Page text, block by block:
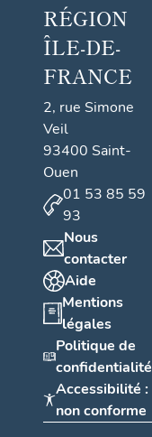
RÉGION
ÎLE-DE-
FRANCE
2, rue Simone
Veil
93400 Saint-
Ouen
01 53 85 59
93
Nous
contacter
Aide
Mentions
légales
Politique de
confidentialité
Accessibilité :
non conforme